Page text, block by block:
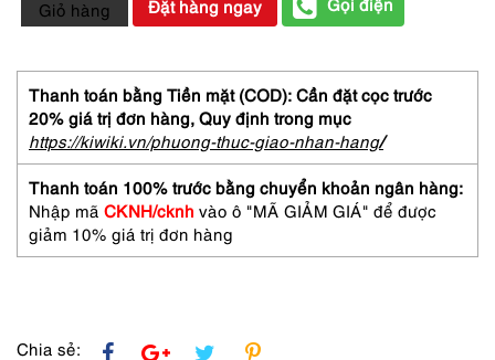
Gọng
nữ-
Khá
mới-
EYES
CLOUD
EC406
Korea
eyeglasses
frame
Giỏ hàng Đặt hàng ngay
Thanh toán bằng Tiền mặt (COD): Cần đặt cọc trước
20% giá trị đơn hàng, Quy định trong mục
https://kiwiki.vn/phuong-thuc-giao-nhan-hang/
Thanh toán 100% trước bằng chuyển khoản ngân hàng:
Nhập mã CKNH/cknh vào ô "MÃ GIẢM GIÁ" để được
giảm 10% giá trị đơn hàng
Chia sẻ: